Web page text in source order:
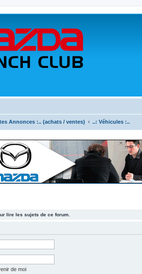
Annonces :.. (achats / ventes) ..: Véhicules :..
lire les sujets de ce forum.
de moi